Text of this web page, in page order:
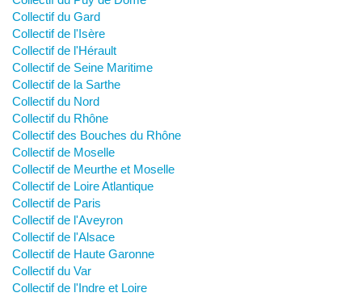
Collectif du Gard
Collectif de l'Isère
Collectif de l'Hérault
Collectif de Seine Maritime
Collectif de la Sarthe
Collectif du Nord
Collectif du Rhône
Collectif des Bouches du Rhône
Collectif de Moselle
Collectif de Meurthe et Moselle
Collectif de Loire Atlantique
Collectif de Paris
Collectif de l'Aveyron
Collectif de l'Alsace
Collectif de Haute Garonne
Collectif du Var
Collectif de l'Indre et Loire